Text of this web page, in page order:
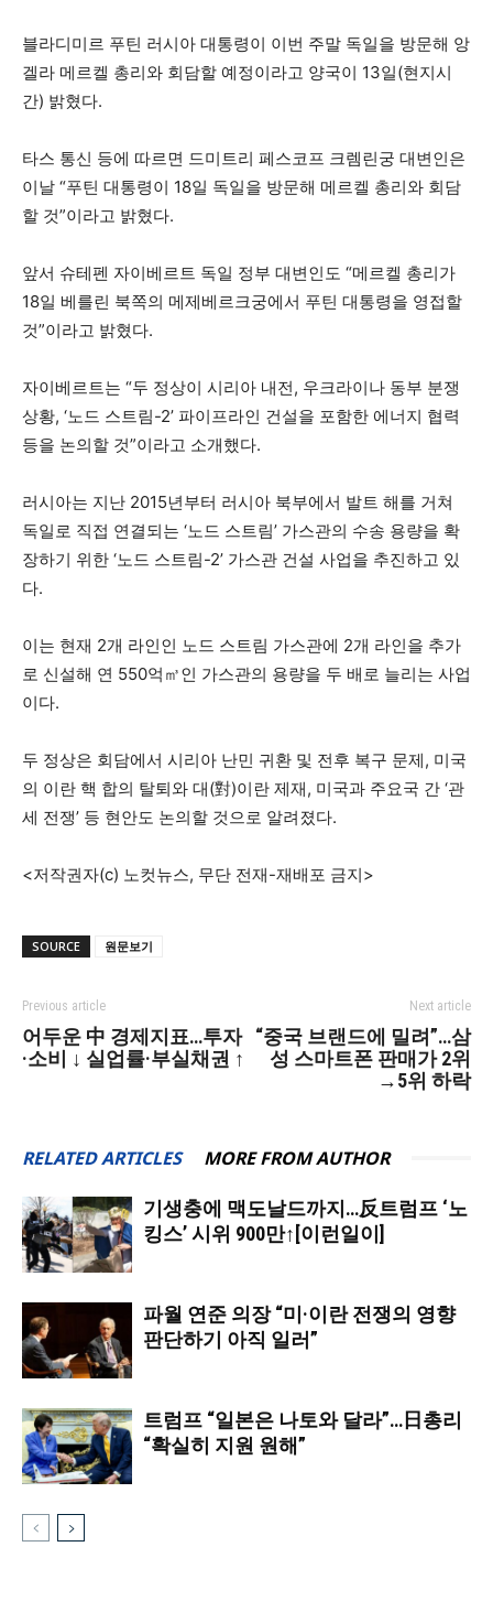
블라디미르 푸틴 러시아 대통령이 이번 주말 독일을 방문해 앙
겔라 메르켈 총리와 회담할 예정이라고 양국이 13일(현지시
간) 밝혔다.
타스 통신 등에 따르면 드미트리 페스코프 크렘린궁 대변인은
이날 “푸틴 대통령이 18일 독일을 방문해 메르켈 총리와 회담
할 것”이라고 밝혔다.
앞서 슈테펜 자이베르트 독일 정부 대변인도 “메르켈 총리가
18일 베를린 북쪽의 메제베르크궁에서 푸틴 대통령을 영접할
것”이라고 밝혔다.
자이베르트는 “두 정상이 시리아 내전, 우크라이나 동부 분쟁
상황, ‘노드 스트림-2’ 파이프라인 건설을 포함한 에너지 협력
등을 논의할 것”이라고 소개했다.
러시아는 지난 2015년부터 러시아 북부에서 발트 해를 거쳐
독일로 직접 연결되는 ‘노드 스트림’ 가스관의 수송 용량을 확
장하기 위한 ‘노드 스트림-2’ 가스관 건설 사업을 추진하고 있
다.
이는 현재 2개 라인인 노드 스트림 가스관에 2개 라인을 추가
로 신설해 연 550억㎥인 가스관의 용량을 두 배로 늘리는 사업
이다.
두 정상은 회담에서 시리아 난민 귀환 및 전후 복구 문제, 미국
의 이란 핵 합의 탈퇴와 대(對)이란 제재, 미국과 주요국 간 ‘관
세 전쟁’ 등 현안도 논의할 것으로 알려졌다.
<저작권자(c) 노컷뉴스, 무단 전재-재배포 금지>
SOURCE 원문보기
Previous article
어두운 中 경제지표…투자
·소비 ↓ 실업률·부실채권 ↑
Next article
“중국 브랜드에 밀려”…삼
성 스마트폰 판매가 2위
→5위 하락
RELATED ARTICLES MORE FROM AUTHOR
기생충에 맥도날드까지…反트럼프 ‘노
킹스’ 시위 900만↑[이런일이]
파월 연준 의장 “미·이란 전쟁의 영향
판단하기 아직 일러”
트럼프 “일본은 나토와 달라”…日총리
“확실히 지원 원해”